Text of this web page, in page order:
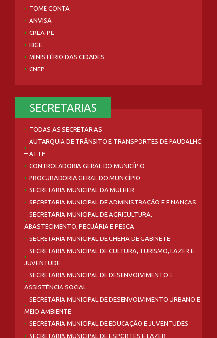
TOME CONTA
ANVISA
CREA-PE
IBGE
MINISTÉRIO DAS CIDADES
CNEP
SECRETARIAS
TODAS AS SECRETARIAS
AUTARQUIA DE TRÂNSITO E TRANSPORTES DE PAUDALHO
– ATTP
CONTROLADORIA GERAL DO MUNICÍPIO
PROCURADORIA GERAL DO MUNICÍPIO
SECRETARIA MUNICIPAL DA MULHER
SECRETARIA MUNICIPAL DE ADMINISTRAÇÃO E FINANÇAS
SECRETARIA MUNICIPAL DE AGRICULTURA,
ABASTECIMENTO, PECUÁRIA E PESCA
SECRETARIA MUNICIPAL DE CHEFIA DE GABINETE
SECRETARIA MUNICIPAL DE CULTURA, TURISMO, LAZER E
JUVENTUDE
SECRETARIA MUNICIPAL DE DESENVOLVIMENTO E
ASSISTÊNCIA SOCIAL
SECRETARIA MUNICIPAL DE DESENVOLVIMENTO URBANO E
MEIO AMBIENTE
SECRETARIA MUNICIPAL DE EDUCAÇÃO E JUVENTUDES
SECRETARIA MUNICIPAL DE ESPORTES E LAZER